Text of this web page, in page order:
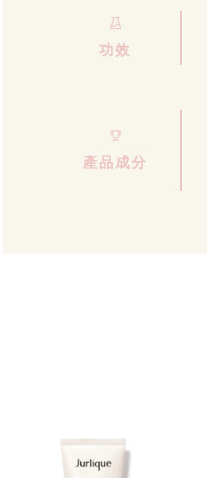
功效
產品成分